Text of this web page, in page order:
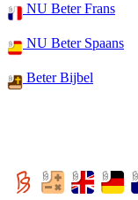
NU Beter Frans
NU Beter Spaans
Beter Bijbel